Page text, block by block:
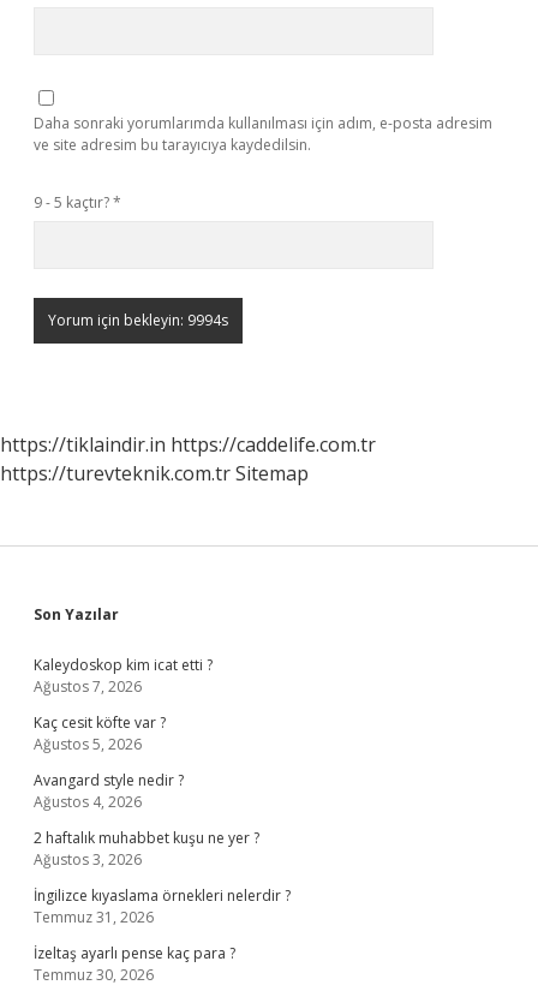
Daha sonraki yorumlarımda kullanılması için adım, e-posta adresim
ve site adresim bu tarayıcıya kaydedilsin.
9 - 5 kaçtır?*
https://tiklaindir.in https://caddelife.com.tr
https://turevteknik.com.trSitemap
Sidebar
Son Yazılar
Kaleydoskop kim icat etti ?
Ağustos 7, 2026
Kaç cesit köfte var ?
Ağustos 5, 2026
Avangard style nedir ?
Ağustos 4, 2026
2 haftalık muhabbet kuşu ne yer ?
Ağustos 3, 2026
İngilizce kıyaslama örnekleri nelerdir ?
Temmuz 31, 2026
İzeltaş ayarlı pense kaç para ?
Temmuz 30, 2026